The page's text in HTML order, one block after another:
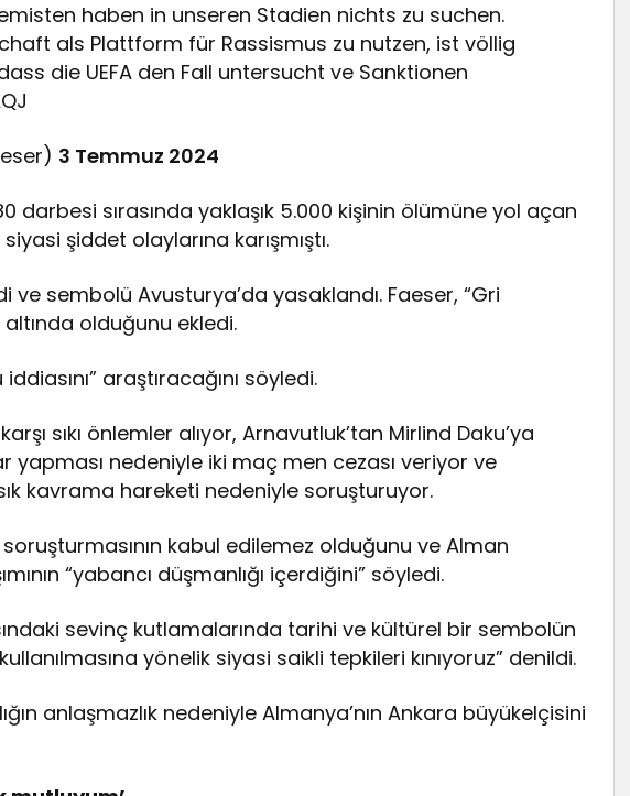
haben in unseren Stadien nichts zu suchen.
als Plattform für Rassismus zu nutzen, ist völlig
die UEFA den Fall untersucht ve Sanktionen
3 Temmuz 2024
darbesi sırasında yaklaşık 5.000 kişinin ölümüne yol açan
şiddet olaylarına karışmıştı.
ve sembolü Avusturya’da yasaklandı. Faeser, “Gri
olduğunu ekledi.
araştıracağını söyledi.
sıkı önlemler alıyor, Arnavutluk’tan Mirlind Daku’ya
nedeniyle iki maç men cezası veriyor ve
kavrama hareketi nedeniyle soruşturuyor.
soruşturmasının kabul edilemez olduğunu ve Alman
“yabancı düşmanlığı içerdiğini” söyledi.
sevinç kutlamalarında tarihi ve kültürel bir sembolün
yönelik siyasi saikli tepkileri kınıyoruz” denildi.
anlaşmazlık nedeniyle Almanya’nın Ankara büyükelçisini